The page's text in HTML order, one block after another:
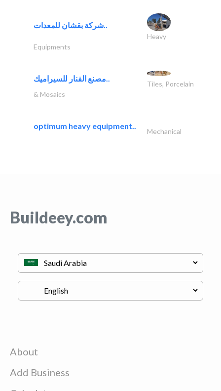
شركة بقشان للمعدات..
Heavy
Equipments
Tiles, Porcelain
& Mosaics
optimum heavy equipment..
Mechanical
Buildeey.com
About
Add Business